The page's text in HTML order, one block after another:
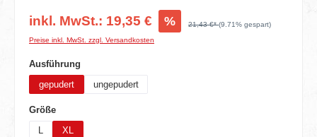
inkl. MwSt.: 19,35 € % 21,43 €*(9.71% gespart)
Preise inkl. MwSt. zzgl. Versandkosten
Ausführung
gepudert
ungepudert
Größeauswählen
L
XL